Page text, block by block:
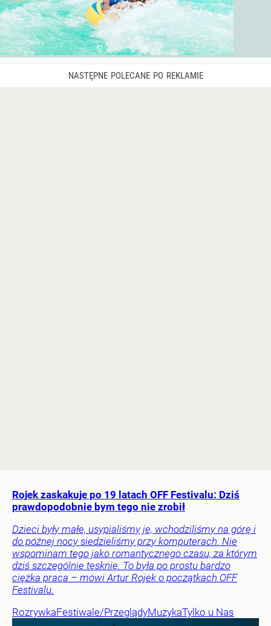
Rojek zaskakuje po 19 latach OFF Festivalu: Dziś
prawdopodobnie bym tego nie zrobił
Dzieci były małe, usypialiśmy je, wchodziliśmy na górę i
do późnej nocy siedzieliśmy przy komputerach. Nie
wspominam tego jako romantycznego czasu, za którym
dziś szczególnie tęsknię. To była po prostu bardzo
ciężka praca – mówi Artur Rojek o początkach OFF
Festivalu.
RozrywkaFestiwale/PrzeglądyMuzykaTylko u Nas